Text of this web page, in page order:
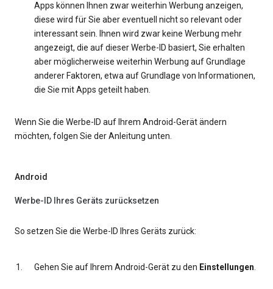
Apps können Ihnen zwar weiterhin Werbung anzeigen,
diese wird für Sie aber eventuell nicht so relevant oder
interessant sein. Ihnen wird zwar keine Werbung mehr
angezeigt, die auf dieser Werbe-ID basiert, Sie erhalten
aber möglicherweise weiterhin Werbung auf Grundlage
anderer Faktoren, etwa auf Grundlage von Informationen,
die Sie mit Apps geteilt haben.
Wenn Sie die Werbe-ID auf Ihrem Android-Gerät ändern
möchten, folgen Sie der Anleitung unten.
Android
Werbe-ID Ihres Geräts zurücksetzen
So setzen Sie die Werbe-ID Ihres Geräts zurück:
Gehen Sie auf Ihrem Android-Gerät zu den Einstellungen.